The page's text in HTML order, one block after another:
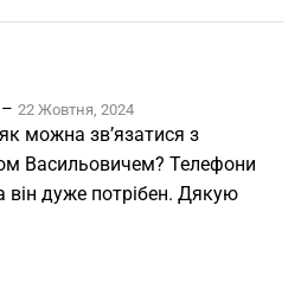
– 22 Жовтня, 2024
можна зв’язатися з
Васильовичем? Телефони
він дуже потрібен. Дякую